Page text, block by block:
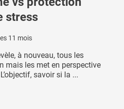
stress
11 mois
à nouveau, tous les
mais les met en perspective
savoir si la ...